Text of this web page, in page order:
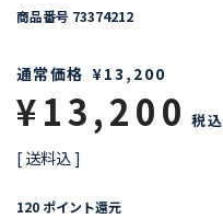
商品番号 73374212
通常価格 ¥13,200
¥13,200 税込
送料込
120 ポイント還元